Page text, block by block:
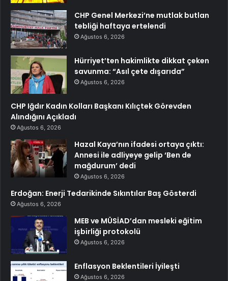
CHP Genel Merkezi’ne mutlak butlan
tebliği haftaya ertelendi
Ağustos 6, 2026
Hürriyet’ten hakimlikte dikkat çeken
savunma: “Asıl çete dışarıda”
Ağustos 6, 2026
CHP Iğdır Kadın Kolları Başkanı Kılıçtek Görevden
Alındığını Açıkladı
Ağustos 6, 2026
Hazal Kaya’nın ifadesi ortaya çıktı:
Annesi ile adliyeye gelip ‘Ben de
mağdurum’ dedi
Ağustos 6, 2026
Erdoğan: Enerji Tedarikinde Sıkıntılar Baş Gösterdi
Ağustos 6, 2026
MEB ve MÜSİAD’dan mesleki eğitim
işbirliği protokolü
Ağustos 6, 2026
Enflasyon Beklentileri İyileşti
Ağustos 6, 2026